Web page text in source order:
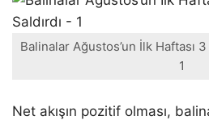
Balinalar Ağustos’un İlk Haftası
1
Net akışın pozitif olması,